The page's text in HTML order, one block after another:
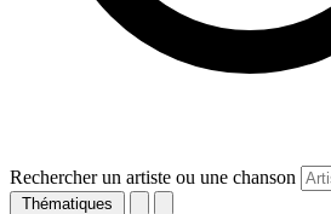
Rechercher un artiste ou une chanson
Thématiques